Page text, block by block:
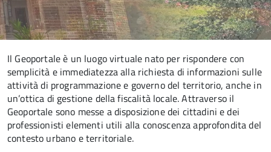
Il Geoportale è un luogo virtuale nato per rispondere con
semplicità e immediatezza alla richiesta di informazioni sulle
attività di programmazione e governo del territorio, anche in
un’ottica di gestione della fiscalità locale. Attraverso il
Geoportale sono messe a disposizione dei cittadini e dei
professionisti elementi utili alla conoscenza approfondita del
contesto urbano e territoriale.